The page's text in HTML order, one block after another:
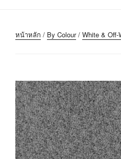
หน้าหลัก / By Colour/ White & Off-